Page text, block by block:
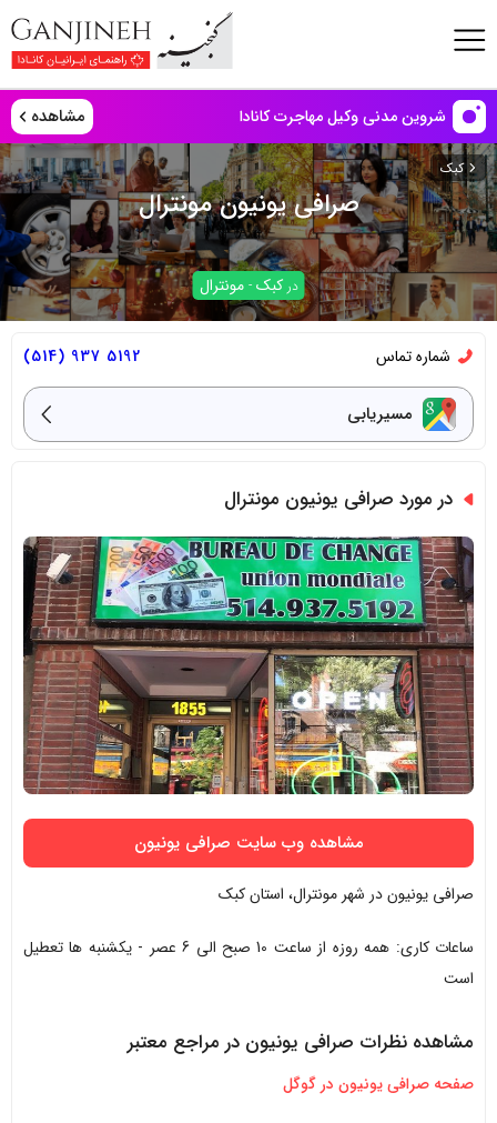
شروین مدنی وکیل مهاجرت کانادا مشاهده
کبک
صرافی یونیون مونترال
درکبک -مونترال
شماره تماس 5192 937 (514)
مسیریابی
در مورد صرافی یونیون مونترال
مشاهده وب سایت صرافی یونیون
صرافی یونیون در شهر مونترال، استان کبک
ساعات کاری: همه روزه از ساعت 10 صبح الی 6 عصر - یکشنبه ها تعطیل
است
مشاهده نظرات صرافی یونیون در مراجع معتبر
صفحه صرافی یونیون در گوگل